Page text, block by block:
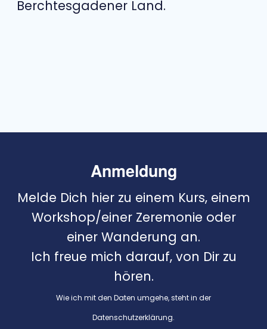
Berchtesgadener Land.
Anmeldung
Melde Dich hier zu einem Kurs, einem
Workshop/einer Zeremonie oder
einer Wanderung an.
Ich freue mich darauf, von Dir zu
hören.
Wie ich mit den Daten umgehe, steht in der
Datenschutzerklärung.